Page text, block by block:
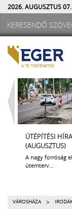
2026. AUGUSZTUS 07.
ÚTÉPÍTÉSI
(AUGUSZTUS)
A nagy forróság
ütemterv...
VÁROSHÁZA >